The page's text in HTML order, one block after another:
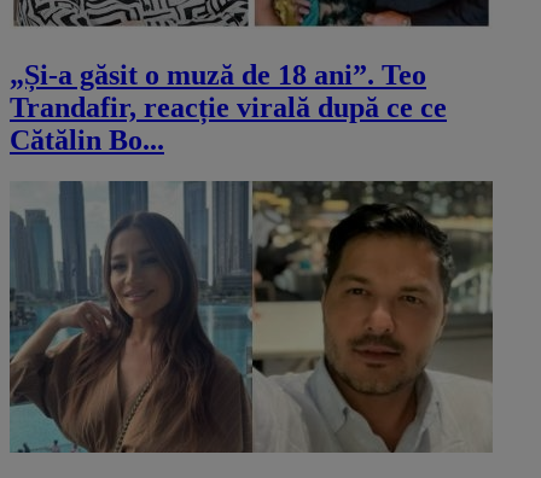
„Și-a găsit o muză de 18 ani”. Teo
Trandafir, reacție virală după ce ce
Cătălin Bo...